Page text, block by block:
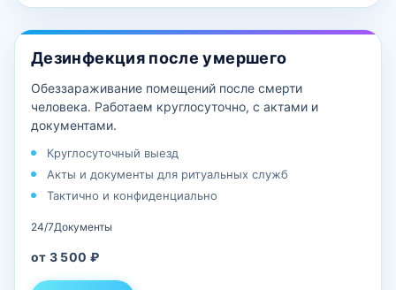
Дезинфекция после умершего
Обеззараживание помещений после смерти
человека. Работаем круглосуточно, с актами и
документами.
Круглосуточный выезд
Акты и документы для ритуальных служб
Тактично и конфиденциально
24/7Документы
от 3 500 ₽